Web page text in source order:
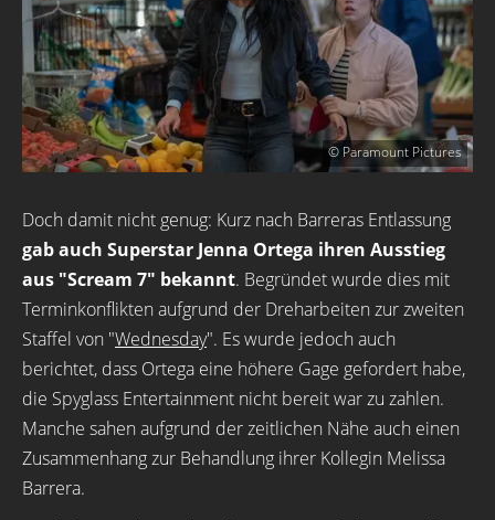
© Paramount Pictures
Doch damit nicht genug: Kurz nach Barreras Entlassung
gab auch Superstar Jenna Ortega ihren Ausstieg
aus "Scream 7" bekannt. Begründet wurde dies mit
Terminkonflikten aufgrund der Dreharbeiten zur zweiten
Staffel von "Wednesday". Es wurde jedoch auch
berichtet, dass Ortega eine höhere Gage gefordert habe,
die Spyglass Entertainment nicht bereit war zu zahlen.
Manche sahen aufgrund der zeitlichen Nähe auch einen
Zusammenhang zur Behandlung ihrer Kollegin Melissa
Barrera.